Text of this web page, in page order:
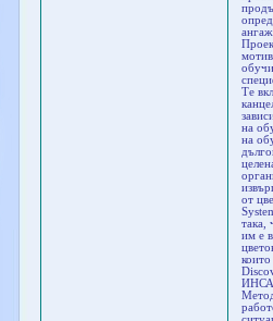
Те
на
на
от
така,
им е